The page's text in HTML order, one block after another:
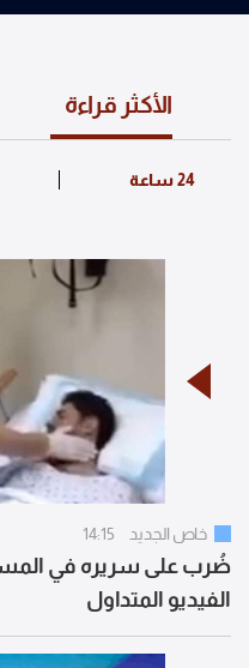
الأكثر قراءة
خاص الجديد 14:15
ضُرب على سريره في
الفيديو المتداول